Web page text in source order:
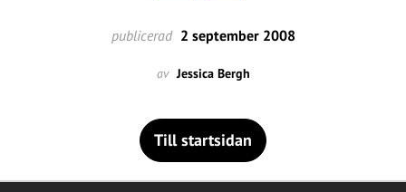
publicerad 2 september 2008
av Jessica Bergh
Till startsidan